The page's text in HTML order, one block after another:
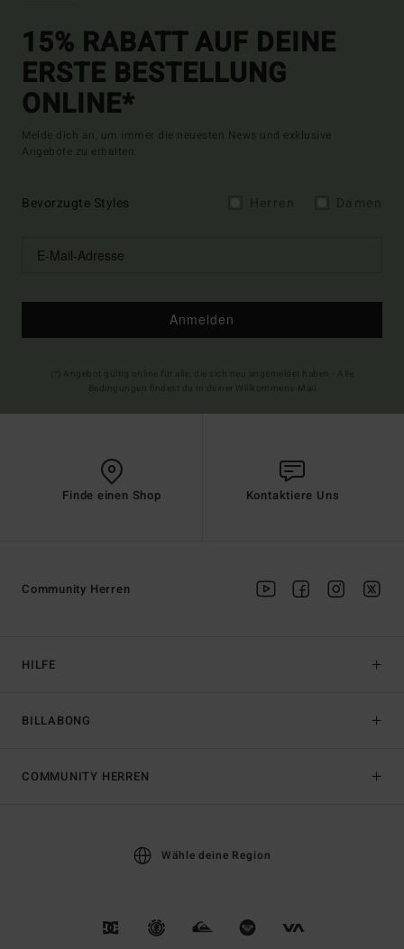
15% RABATT AUF DEINE
ERSTE BESTELLUNG
ONLINE*
Melde dich an, um immer die neuesten News und exklusive
Angebote zu erhalten.
Bevorzugte Styles
Anmelden
Finde einen Shop Kontaktiere Uns
HILFE
BILLABONG
Community Herren
COMMUNITY HERREN
Wähle deine Region